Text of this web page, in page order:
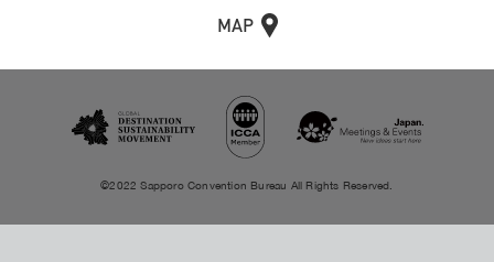
MAP
©2022 Sapporo Convention Bureau All Rights Reserved.